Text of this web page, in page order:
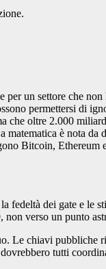
un settore che non
permettersi di
che oltre 2.000
è nota da
Bitcoin, Ethereum
dei gate e le
verso un punto
Le chiavi pubbliche
tutti